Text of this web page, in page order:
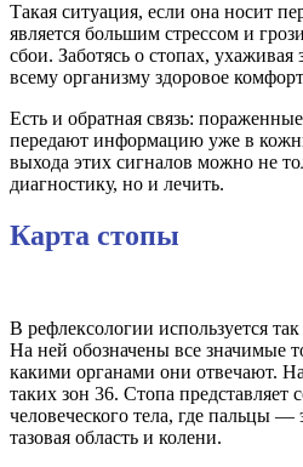
Такая ситуация, если она носит
является большим стрессом и
сбои. Заботясь о стопах,
всему организму здоровое
Есть и обратная связь:
передают информацию уже в
выхода этих сигналов можно не
диагностику, но и лечить.
Карта стопы
В рефлексологии используется
На ней обозначены все значимые
какими органами они отвечают.
таких зон 36. Стопа представляет
человеческого тела, где пальцы
тазовая область и колени.